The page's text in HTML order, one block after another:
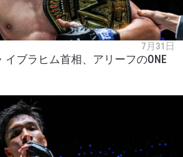
7月31日
ブラヒム首相、アリーフのONE